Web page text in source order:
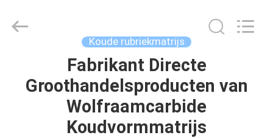
PRODUCTEN
Limited.
Koude rubriekmatrijs
Fabrikant Directe
Groothandelsproducten van
Wolfraamcarbide
Koudvormmatrijs